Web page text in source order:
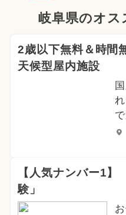
岐阜県のオス
2歳以下無料＆時間
天候型屋内施設
【人気ナンバー1
験」